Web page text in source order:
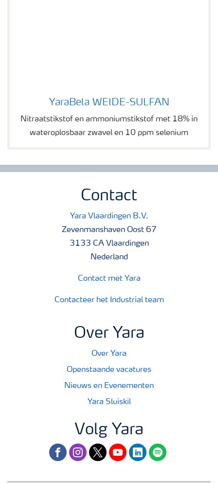
YaraBela WEIDE-SULFAN
YaraBela WEIDE-SULFAN
Nitraatstikstof en ammoniumstikstof met 18% in
wateroplosbaar zwavel en 10 ppm selenium
Contact
Yara Vlaardingen B.V.
Zevenmanshaven Oost 67
3133 CA Vlaardingen
Nederland
Contact met Yara
Contacteer het Industrial team
Over Yara
Over Yara
Openstaande vacatures
Nieuws en Evenementen
Yara Sluiskil
Volg Yara
facebookinstagram
twitteryoutubelinkedinspotify